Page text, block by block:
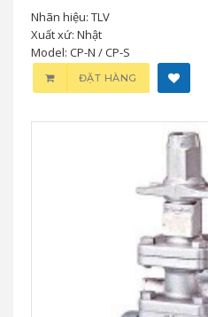
Nhãn hiệu: TLV
Xuất xứ: Nhật
Model: CP-N / CP-S
ĐẶT HÀNG